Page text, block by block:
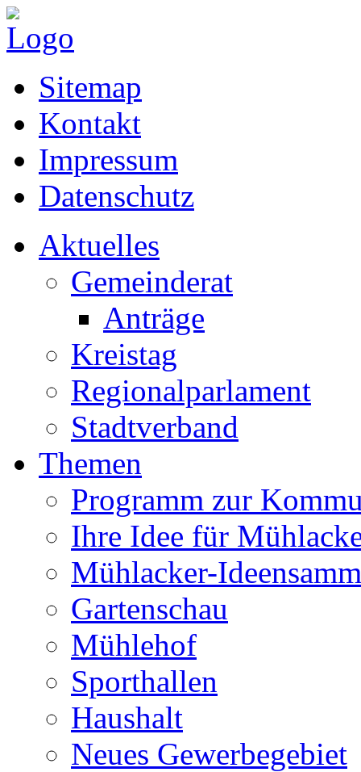
Sitemap
Kontakt
Impressum
Datenschutz
Aktuelles
Gemeinderat
Anträge
Kreistag
Regionalparlament
Stadtverband
Themen
Programm zur
Ihre Idee für
Mühlacker-
Gartenschau
Mühlehof
Sporthallen
Haushalt
Neues Gewerbegebiet